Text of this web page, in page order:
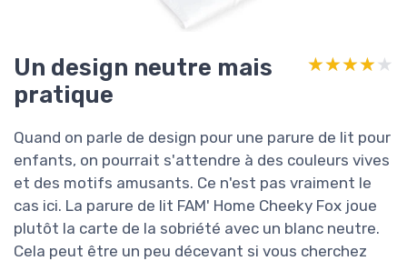
Un design neutre mais
pratique
★★★★★
★★★★★
Quand on parle de design pour une parure de lit pour
enfants, on pourrait s'attendre à des couleurs vives
et des motifs amusants. Ce n'est pas vraiment le
cas ici. La parure de lit FAM' Home Cheeky Fox joue
plutôt la carte de la sobriété avec un blanc neutre.
Cela peut être un peu décevant si vous cherchez